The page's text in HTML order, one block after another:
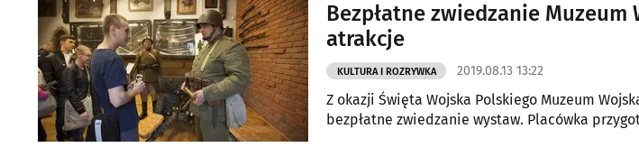
Bezpłatne zwiedzanie Muzeum
atrakcje
KULTURA I ROZRYWKA 2019.08.13 13:22
Z okazji Święta Wojska Polskiego Muzeum
bezpłatne zwiedzanie wystaw. Placówka